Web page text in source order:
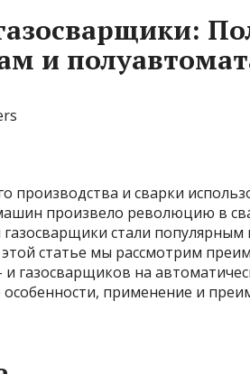
и
и сварки
произвело революцию в
газосварщики стали
этой статье мы рассмотрим
газосварщиков на
особенности, применение и